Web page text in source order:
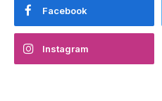
Facebook
Instagram